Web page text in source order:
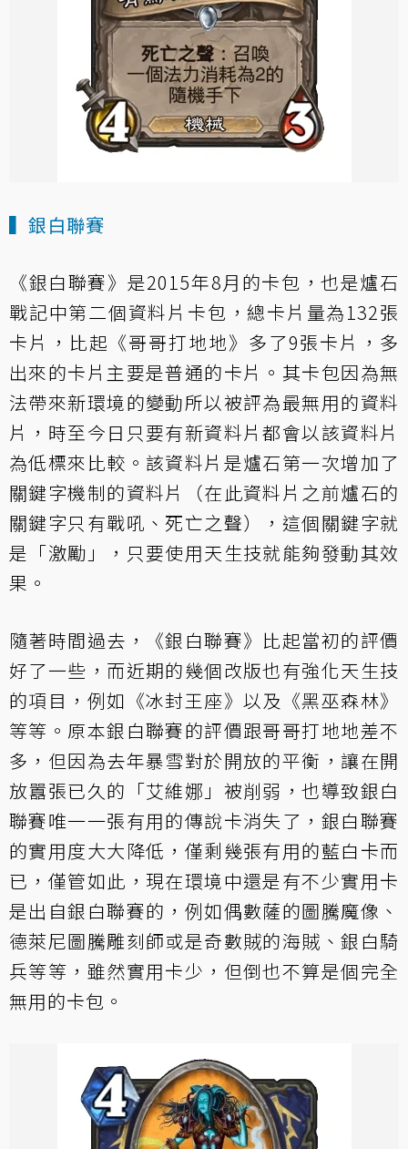
▍銀白聯賽
《銀白聯賽》是2015年8月的卡包，也是爐石
戰記中第二個資料片卡包，總卡片量為132張
卡片，比起《哥哥打地地》多了9張卡片，多
出來的卡片主要是普通的卡片。其卡包因為無
法帶來新環境的變動所以被評為最無用的資料
片，時至今日只要有新資料片都會以該資料片
為低標來比較。該資料片是爐石第一次增加了
關鍵字機制的資料片（在此資料片之前爐石的
關鍵字只有戰吼、死亡之聲），這個關鍵字就
是「激勵」，只要使用天生技就能夠發動其效
果。
隨著時間過去，《銀白聯賽》比起當初的評價
好了一些，而近期的幾個改版也有強化天生技
的項目，例如《冰封王座》以及《黑巫森林》
等等。原本銀白聯賽的評價跟哥哥打地地差不
多，但因為去年暴雪對於開放的平衡，讓在開
放囂張已久的「艾維娜」被削弱，也導致銀白
聯賽唯一一張有用的傳說卡消失了，銀白聯賽
的實用度大大降低，僅剩幾張有用的藍白卡而
已，僅管如此，現在環境中還是有不少實用卡
是出自銀白聯賽的，例如偶數薩的圖騰魔像、
德萊尼圖騰雕刻師或是奇數賊的海賊、銀白騎
兵等等，雖然實用卡少，但倒也不算是個完全
無用的卡包。